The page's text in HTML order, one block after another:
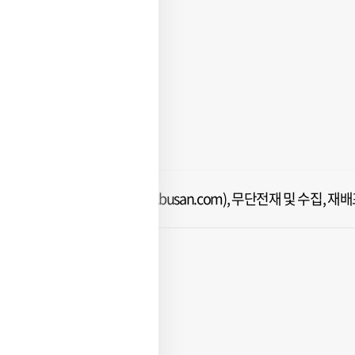
ⓒ 부산일보(www.busan.com), 무단전재 및 수집, 재